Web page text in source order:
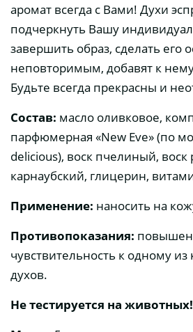
аромат всегда с Вами! Духи
подчеркнуть Вашу
завершить образ, сделать его
неповторимым, добавят к
Будьте всегда прекрасны и
Состав: масло оливковое,
парфюмерная «New Eve» (по
delicious), воск пчелиный, воск
карнаубский, глицерин,
Применение: наносить на
Противопоказания:
чувствительность к одному
духов.
Не тестируется на животных!